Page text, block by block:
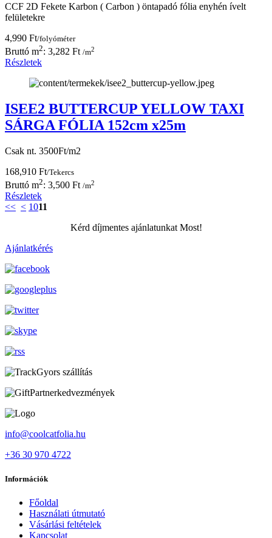
CCF 2D Fekete Karbon ( Carbon ) öntapadó fólia enyhén ívelt
felületekre
4,990 Ft/folyóméter
Bruttó m2: 3,282 Ft /m2
Részletek
ISEE2 BUTTERCUP YELLOW TAXI
SÁRGA FÓLIA 152cm x25m
Csak nt. 3500Ft/m2
168,910 Ft/Tekercs
Bruttó m2: 3,500 Ft /m2
Részletek
<< < 1011
Kérd díjmentes ajánlatunkat Most!
Ajánlatkérés
Gyors szállítás
Partnerkedvezmények
info@coolcatfolia.hu
+36 30 970 4722
Információk
Főoldal
Használati útmutató
Vásárlási feltételek
Kapcsolat